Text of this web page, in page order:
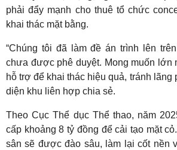
phải đẩy mạnh cho thuê tổ chức
khai thác mặt bằng.
“Chúng tôi đã làm đề án trình lên
chưa được phê duyệt. Mong muốn lớn
hỗ trợ để khai thác hiệu quả, tránh lãng
diện khu liên hợp chia sẻ.
Theo Cục Thể dục Thể thao, năm
cấp khoảng 8 tỷ đồng để cải tạo mặt
sân sẽ được đào sâu, làm lại cốt nền